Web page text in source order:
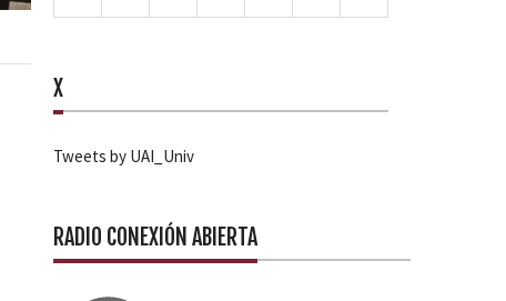
X
Tweets by UAI_Univ
RADIO CONEXIÓN ABIERTA